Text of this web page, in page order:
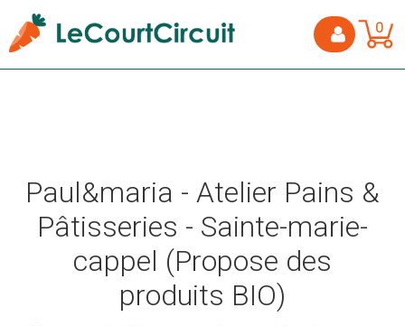
0
Paul&maria - Atelier Pains &
Pâtisseries - Sainte-marie-
cappel (Propose des
produits BIO)